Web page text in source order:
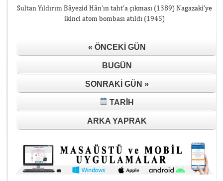
Sultan Yıldırım Bâyezid Hân’ın taht’a çıkması (1389) Nagazaki’ye
ikinci atom bombası atıldı (1945)
« ÖNCEKI GÜN
BUGÜN
SONRAKI GÜN »
TARIH
ARKA YAPRAK